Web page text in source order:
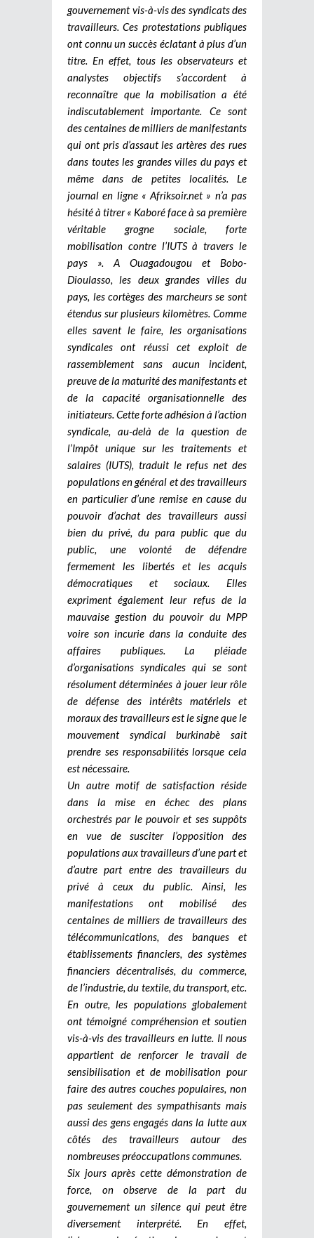
gouvernement vis-à-vis des syndicats des
travailleurs.Ces protestations publiques
ont connu un succès éclatant à plus d’un
titre. En effet, tous les observateurs et
analystes objectifs s’accordent à
reconnaître que la mobilisation a été
indiscutablement importante. Ce sont
des centaines de milliers de manifestants
qui ont pris d’assaut les artères des rues
dans toutes les grandes villes du pays et
même dans de petites localités. Le
journal en ligne « Afriksoir.net » n’a pas
hésité à titrer « Kaboré face à sa première
véritable grogne sociale, forte
mobilisation contre l’IUTS à travers le
pays ». A Ouagadougou et Bobo-
Dioulasso, les deux grandes villes du
pays, les cortèges des marcheurs se sont
étendus sur plusieurs kilomètres. Comme
elles savent le faire, les organisations
syndicales ont réussi cet exploit de
rassemblement sans aucun incident,
preuve de la maturité des manifestants et
de la capacité organisationnelle des
initiateurs. Cette forte adhésion à l’action
syndicale, au-delà de la question de
l’Impôt unique sur les traitements et
salaires (IUTS), traduit le refus net des
populations en général et des travailleurs
en particulier d’une remise en cause du
pouvoir d’achat des travailleurs aussi
bien du privé, du para public que du
public, une volonté de défendre
fermement les libertés et les acquis
démocratiques et sociaux. Elles
expriment également leur refus de la
mauvaise gestion du pouvoir du MPP
voire son incurie dans la conduite des
affaires publiques. La pléiade
d’organisations syndicales qui se sont
résolument déterminées à jouer leur rôle
de défense des intérêts matériels et
moraux des travailleurs est le signe que le
mouvement syndical burkinabè sait
prendre ses responsabilités lorsque cela
est nécessaire.
Un autre motif de satisfaction réside
dans la mise en échec des plans
orchestrés par le pouvoir et ses suppôts
en vue de susciter l’opposition des
populations aux travailleurs d’une part et
d’autre part entre des travailleurs du
privé à ceux du public. Ainsi, les
manifestations ont mobilisé des
centaines de milliers de travailleurs des
télécommunications, des banques et
établissements financiers, des systèmes
financiers décentralisés, du commerce,
de l’industrie, du textile, du transport, etc.
En outre, les populations globalement
ont témoigné compréhension et soutien
vis-à-vis des travailleurs en lutte. Il nous
appartient de renforcer le travail de
sensibilisation et de mobilisation pour
faire des autres couches populaires, non
pas seulement des sympathisants mais
aussi des gens engagés dans la lutte aux
côtés des travailleurs autour des
nombreuses préoccupations communes.
Six jours après cette démonstration de
force, on observe de la part du
gouvernement un silence qui peut être
diversement interprété. En effet,